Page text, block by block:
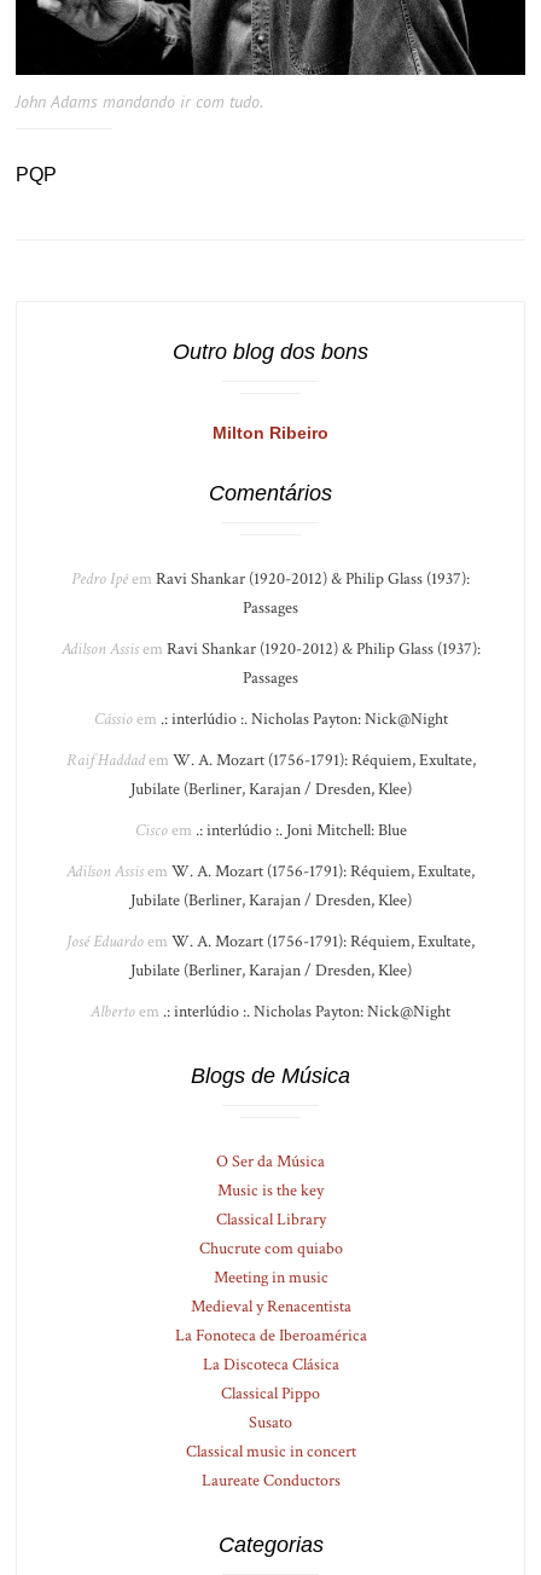
John Adams mandando ir com tudo.
PQP
Outro blog dos bons
Milton Ribeiro
Comentários
Pedro Ipêem Ravi Shankar (1920-2012) & Philip Glass (1937):
Passages
Adilson Assisem Ravi Shankar (1920-2012) & Philip Glass (1937):
Passages
Cássioem .: interlúdio :. Nicholas Payton: Nick@Night
Raif Haddadem W. A. Mozart (1756-1791): Réquiem, Exultate,
Jubilate (Berliner, Karajan / Dresden, Klee)
Ciscoem .: interlúdio :. Joni Mitchell: Blue
Adilson Assisem W. A. Mozart (1756-1791): Réquiem, Exultate,
Jubilate (Berliner, Karajan / Dresden, Klee)
José Eduardoem W. A. Mozart (1756-1791): Réquiem, Exultate,
Jubilate (Berliner, Karajan / Dresden, Klee)
Albertoem .: interlúdio :. Nicholas Payton: Nick@Night
Blogs de Música
O Ser da Música
Music is the key
Classical Library
Chucrute com quiabo
Meeting in music
Medieval y Renacentista
La Fonoteca de Iberoamérica
La Discoteca Clásica
Classical Pippo
Susato
Classical music in concert
Laureate Conductors
Categorias